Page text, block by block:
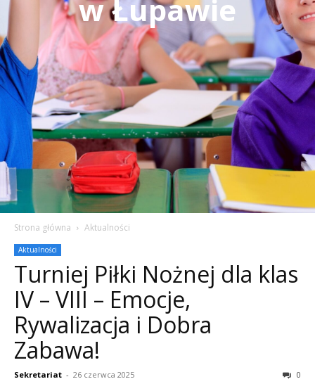
w Łupawie
Strona główna Aktualności
Aktualności
Turniej Piłki Nożnej dla klas
IV – VIII – Emocje,
Rywalizacja i Dobra
Zabawa!
Sekretariat - 26 czerwca 2025 0